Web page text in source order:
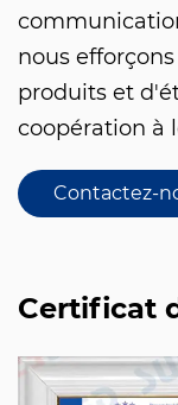
nous
produits et
coopération à
Contactez-
Certificat